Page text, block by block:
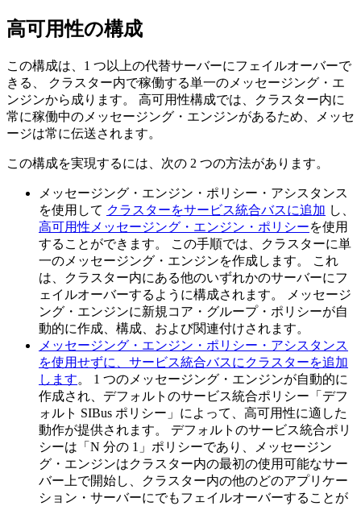
高可用性の構成
この構成は、1 つ以上の代替サーバーにフェイルオーバーで
きる、 クラスター内で稼働する単一のメッセージング・エ
ンジンから成ります。 高可用性構成では、クラスター内に
常に稼働中のメッセージング・エンジンがあるため、メッセ
ージは常に伝送されます。
この構成を実現するには、次の 2 つの方法があります。
メッセージング・エンジン・ポリシー・アシスタンス
を使用して クラスターをサービス統合バスに追加 し、
高可用性メッセージング・エンジン・ポリシーを使用
することができます。 この手順では、クラスターに単
一のメッセージング・エンジンを作成します。 これ
は、クラスター内にある他のいずれかのサーバーにフ
ェイルオーバーするように構成されます。 メッセージ
ング・エンジンに新規コア・グループ・ポリシーが自
動的に作成、構成、および関連付けされます。
メッセージング・エンジン・ポリシー・アシスタンス
を使用せずに、サービス統合バスにクラスターを追加
します。 1 つのメッセージング・エンジンが自動的に
作成され、デフォルトのサービス統合ポリシー 「デフ
ォルト SIBus ポリシー」 によって、高可用性に適した
動作が提供されます。 デフォルトのサービス統合ポリ
シーは 「N 分の 1」 ポリシーであり、メッセージン
グ・エンジンはクラスター内の最初の使用可能なサー
バー上で開始し、クラスター内の他のどのアプリケー
ション・サーバーにでもフェイルオーバーすることが